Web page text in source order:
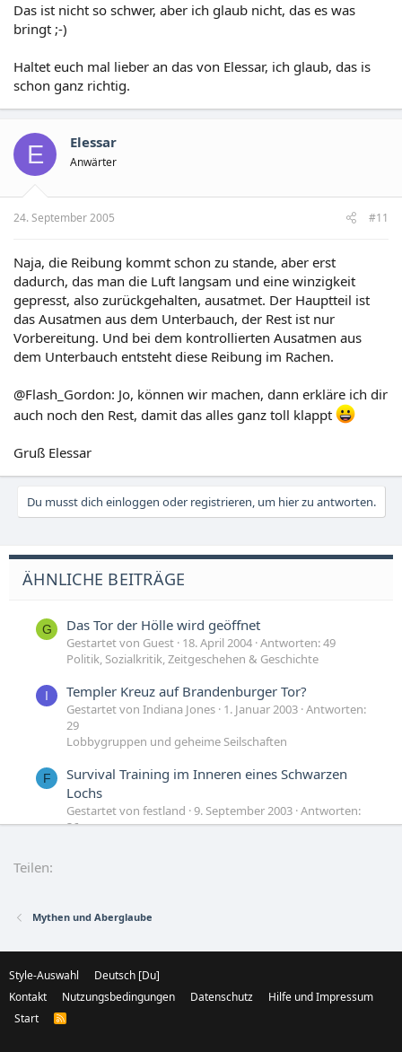
Das ist nicht so schwer, aber ich glaub nicht, das es was
bringt ;-)
Haltet euch mal lieber an das von Elessar, ich glaub, das is
schon ganz richtig.
E Elessar
Anwärter
24. September 2005 #11
Naja, die Reibung kommt schon zu stande, aber erst
dadurch, das man die Luft langsam und eine winzigkeit
gepresst, also zurückgehalten, ausatmet. Der Hauptteil ist
das Ausatmen aus dem Unterbauch, der Rest ist nur
Vorbereitung. Und bei dem kontrollierten Ausatmen aus
dem Unterbauch entsteht diese Reibung im Rachen.
@Flash_Gordon: Jo, können wir machen, dann erkläre ich dir
auch noch den Rest, damit das alles ganz toll klappt
Gruß Elessar
Du musst dich einloggen oder registrieren, um hier zu antworten.
ÄHNLICHE BEITRÄGE
G Das Tor der Hölle wird geöffnet
Gestartet von Guest 18. April 2004 Antworten: 49
Politik, Sozialkritik, Zeitgeschehen & Geschichte
I Templer Kreuz auf Brandenburger Tor?
Gestartet von Indiana Jones 1. Januar 2003 Antworten:
29
Lobbygruppen und geheime Seilschaften
F
Survival Training im Inneren eines Schwarzen
Lochs
Gestartet von festland 9. September 2003 Antworten:
36
Philosophie und Grundsatzfragen
Teilen:
Mythen und Aberglaube
Style-Auswahl
Deutsch [Du]
Kontakt
Nutzungsbedingungen Datenschutz
Hilfe und Impressum
Start
R